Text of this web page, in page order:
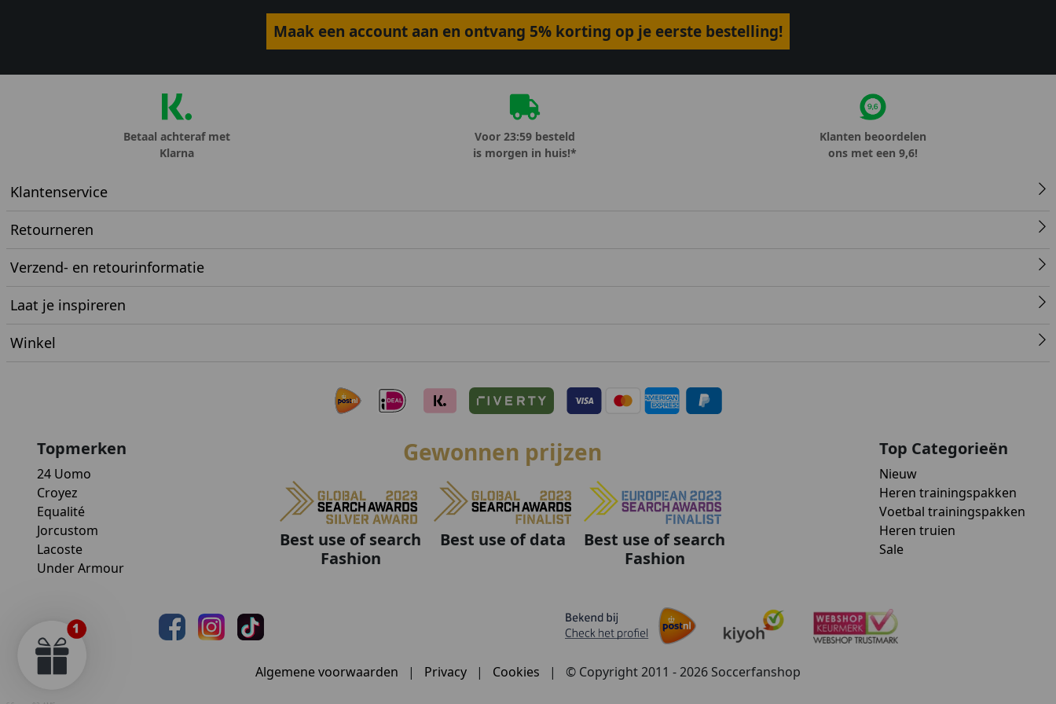
Maak een account aan en ontvang 5% korting op je eerste bestelling!
Betaal achteraf met
Klarna
Voor 23:59 besteld
is morgen in huis!*
Klanten beoordelen
ons met een 9,6!
Klantenservice
Retourneren
Verzend- en retourinformatie
Laat je inspireren
Winkel
Topmerken
24 Uomo
Croyez
Equalité
Jorcustom
Lacoste
Under Armour
Gewonnen prijzen
Best use of search
Fashion
Best use of data
Best use of search
Fashion
Top Categorieën
Nieuw
Heren trainingspakken
Voetbal trainingspakken
Heren truien
Sale
Algemene voorwaarden | Privacy | Cookies | © Copyright 2011 - 2026 Soccerfanshop